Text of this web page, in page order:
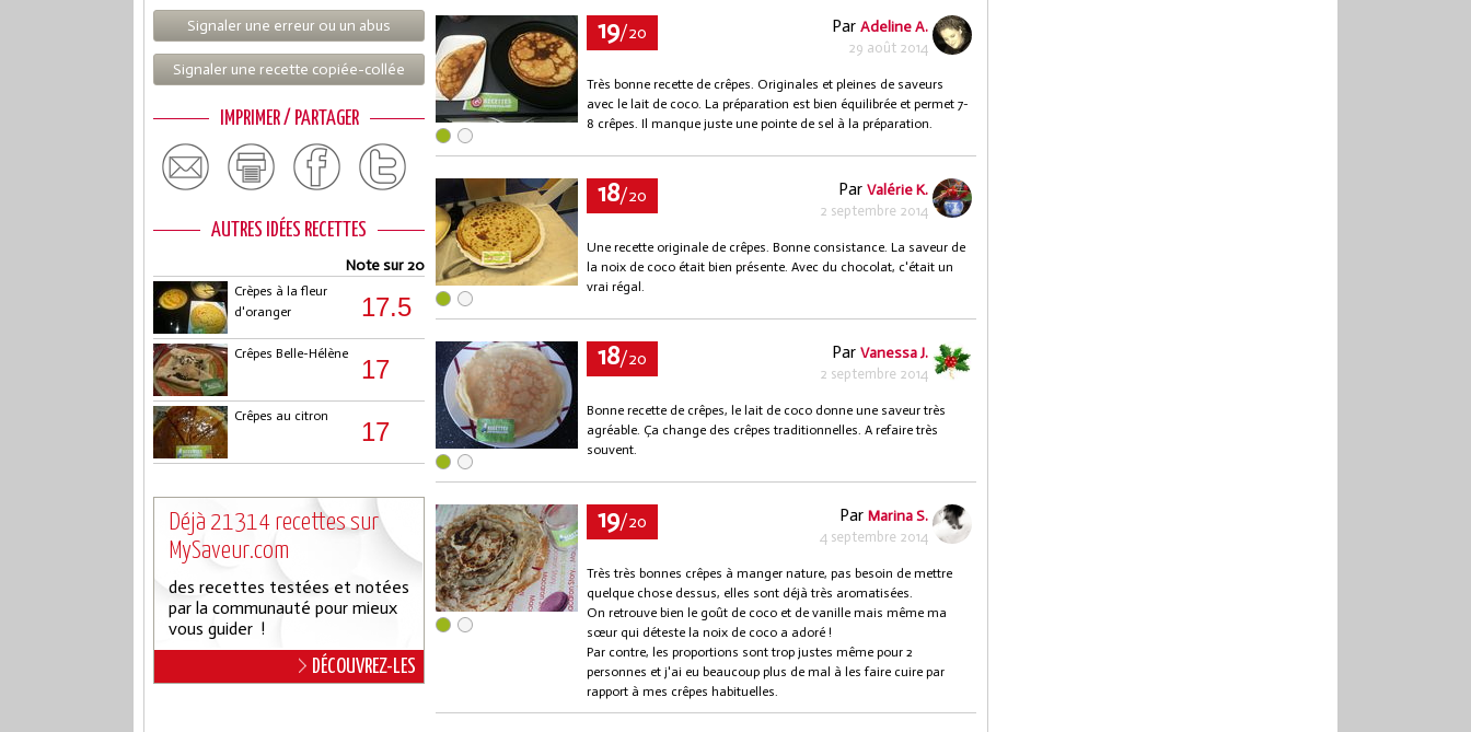
Signaler une erreur ou un abus
Signaler une recette copiée-collée
IMPRIMER / PARTAGER
AUTRES IDÉES RECETTES
Note sur 20
Crèpes à la fleur
d'oranger
17.5
Crêpes Belle-Hélène
17
Crêpes au citron
17
Déjà 21314 recettes sur
MySaveur.com
des recettes testées et notées
par la communauté pour mieux
vous guider !
DÉCOUVREZ-LES
19/20 Par Adeline A.
29 août 2014
Très bonne recette de crêpes. Originales et pleines de saveurs
avec le lait de coco. La préparation est bien équilibrée et permet 7-
8 crêpes. Il manque juste une pointe de sel à la préparation.
18/20 Par Valérie K.
2 septembre 2014
Une recette originale de crêpes. Bonne consistance. La saveur de
la noix de coco était bien présente. Avec du chocolat, c'était un
vrai régal.
18/20 Par Vanessa J.
2 septembre 2014
Bonne recette de crêpes, le lait de coco donne une saveur très
agréable. Ça change des crêpes traditionnelles. A refaire très
souvent.
19/20 Par Marina S.
4 septembre 2014
Très très bonnes crêpes à manger nature, pas besoin de mettre
quelque chose dessus, elles sont déjà très aromatisées.
On retrouve bien le goût de coco et de vanille mais même ma
sœur qui déteste la noix de coco a adoré !
Par contre, les proportions sont trop justes même pour 2
personnes et j'ai eu beaucoup plus de mal à les faire cuire par
rapport à mes crêpes habituelles.